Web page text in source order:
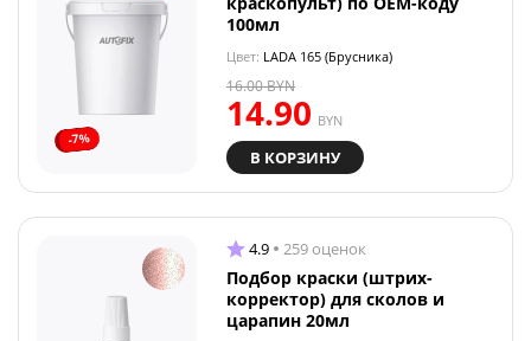
-7%
100мл
Цвет: LADA 165 (Брусника)
14.90 BYN
16.00BYN
В КОРЗИНУ
4.9 259 оценок
Подбор краски (штрих-
корректор) для сколов и
царапин 20мл